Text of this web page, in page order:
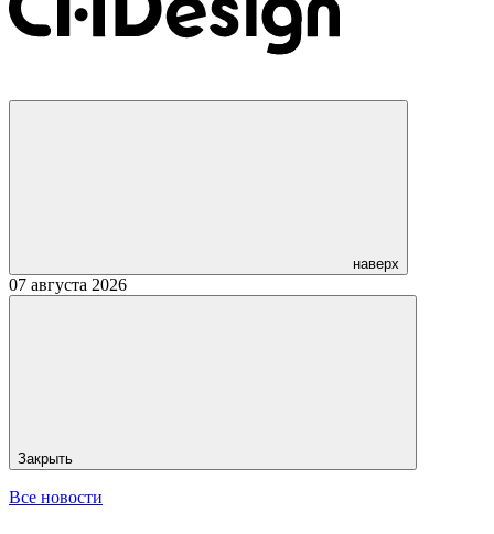
наверх
07 августа 2026
Закрыть
Все новости